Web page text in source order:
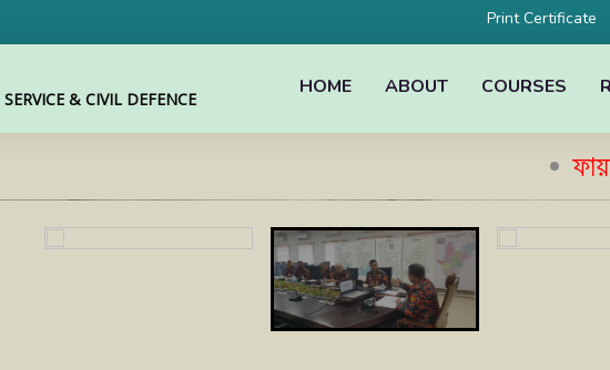
Print Certificate
& CIVIL DEFENCE
COURSES
ABOUT
HOME
ফায়ার